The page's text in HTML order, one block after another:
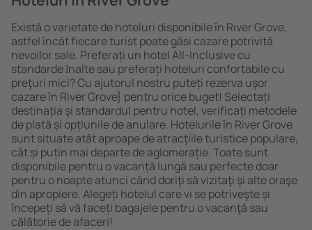
Există o varietate de hoteluri disponibile în River Grove,
astfel încât fiecare turist poate găsi cazare potrivită
nevoilor sale. Preferați un hotel All-Inclusive cu
standarde ȋnalte sau preferați hoteluri confortabile cu
preţuri mici? Cu ajutorul nostru puteți rezerva uşor
cazare în River Grove} pentru orice buget! Selectați
destinația şi standardul pentru hotel, verificați metodele
de plată și opțiunile de anulare. Hotelurile în River Grove
sunt situate atât aproape de atracţiile turistice populare,
cât și puțin mai departe de aglomerație. Toate sunt
disponibile pentru o vacanță lungă sau perfecte doar
pentru o noapte atunci când doriţi să vizitaţi şi alte oraşe
din apropiere. Alegeți hotelul care vi se potriveşte și
începeți să vă faceți bagajele pentru o vacanţă sau
călătorie de afaceri!